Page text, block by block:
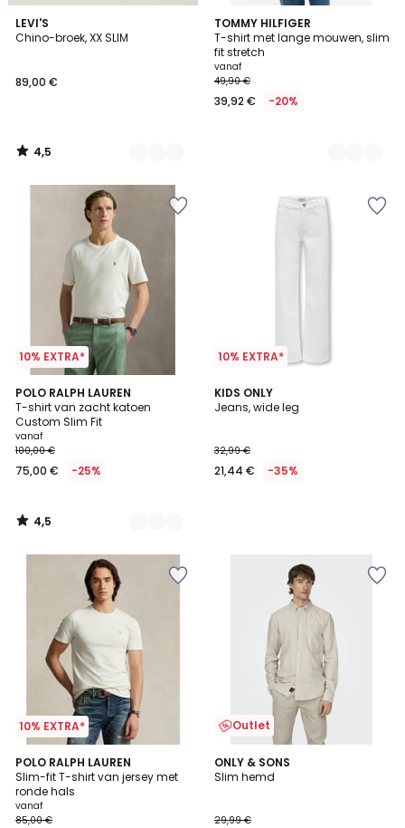
LEVI'S
Chino-broek, XX SLIM
89,00 €
4,5
/ 5
3
Kleuren
4,5
/
TOMMY HILFIGER
T-shirt met lange mouwen, slim
fit stretch
vanaf
49,90 €
39,92 € -20%
2
Kleuren
10% EXTRA*
POLO RALPH LAUREN
T-shirt van zacht katoen
Custom Slim Fit
vanaf
100,00 €
75,00 € -25%
4,5
/ 5
6
Kleuren
4,5
/
10% EXTRA*
KIDS ONLY
Jeans, wide leg
32,99 €
21,44 € -35%
10% EXTRA*
POLO RALPH LAUREN
Slim-fit T-shirt van jersey met
ronde hals
vanaf
85,00 €
5
/
5
2
Kleuren
Outlet
ONLY & SONS
Slim hemd
29,99 €
5
/